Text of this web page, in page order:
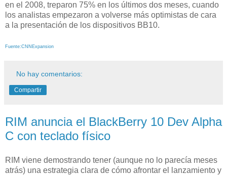
en el 2008, treparon 75% en los últimos dos meses, cuando
los analistas empezaron a volverse más optimistas de cara
a la presentación de los dispositivos BB10.
Fuente:CNNExpansion
No hay comentarios:
Compartir
RIM anuncia el BlackBerry 10 Dev Alpha
C con teclado físico
RIM viene demostrando tener (aunque no lo parecía meses
atrás) una estrategia clara de cómo afrontar el lanzamiento y